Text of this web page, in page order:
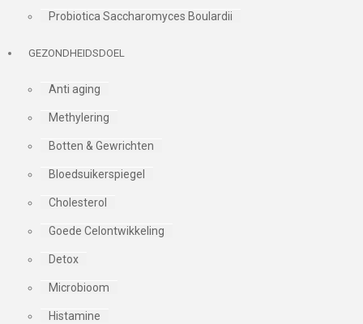
Probiotica Saccharomyces Boulardii
GEZONDHEIDSDOEL
Anti aging
Methylering
Botten & Gewrichten
Bloedsuikerspiegel
Cholesterol
Goede Celontwikkeling
Detox
Microbioom
Histamine